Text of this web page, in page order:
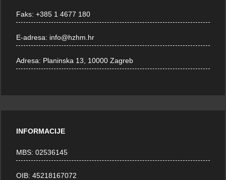
Faks:+385 1 4677 180
E-adresa: info@hzhm.hr
Adresa: Planinska 13, 10000 Zagreb
INFORMACIJE
MBS: 02536145
OIB: 45218167072